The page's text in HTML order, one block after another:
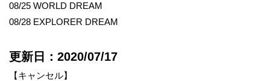
08/25 WORLD DREAM
08/28 EXPLORER DREAM
更新日：2020/07/17
【キャンセル】